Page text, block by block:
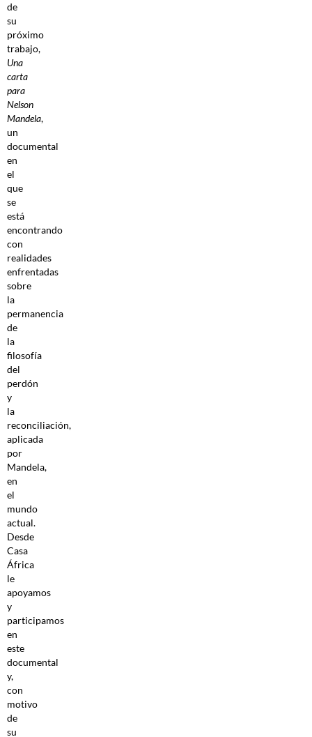
de
su
próximo
trabajo,
Una
carta
para
Nelson
Mandela,
un
documental
en
el
que
se
está
encontrando
con
realidades
enfrentadas
sobre
la
permanencia
de
la
filosofía
del
perdón
y
la
reconciliación,
aplicada
por
Mandela,
en
el
mundo
actual.
Desde
Casa
África
le
apoyamos
y
participamos
en
este
documental
y,
con
motivo
de
su